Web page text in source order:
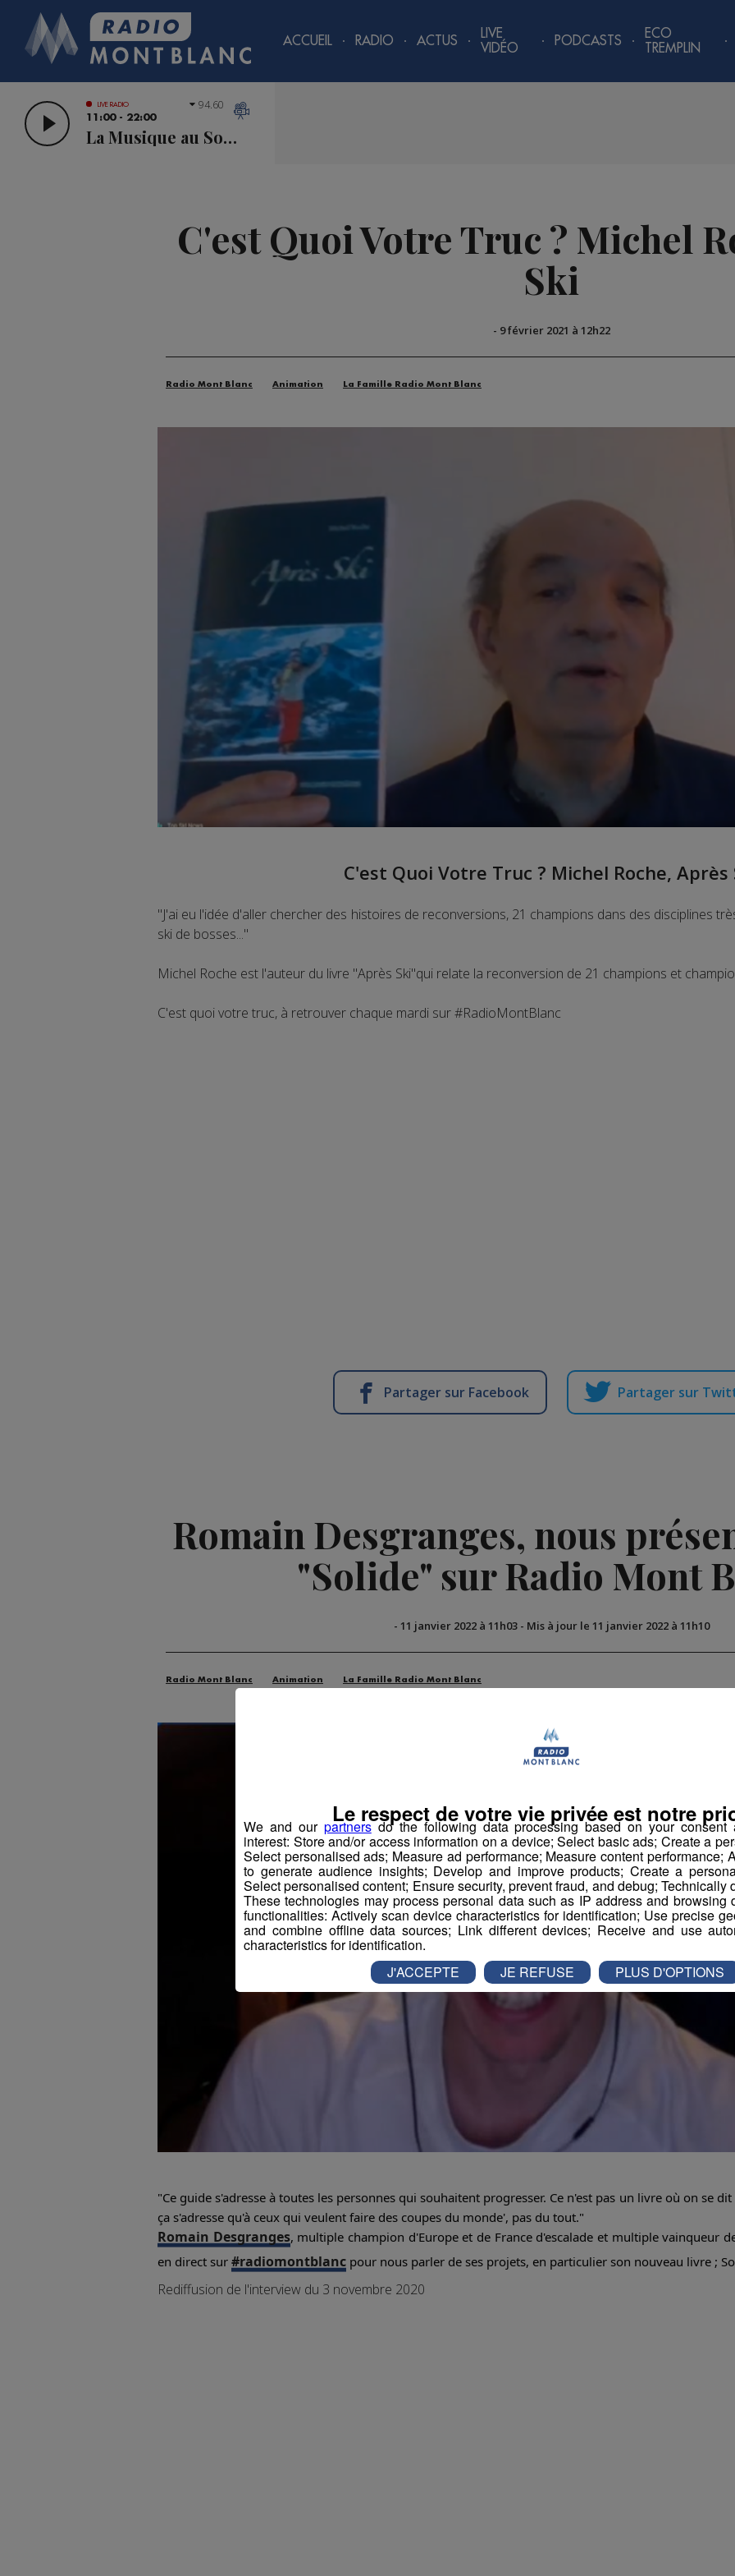
ACCUEIL RADIO ACTUS
LIVE
VIDÉO
PODCASTS
ECO
TREMPLIN
LIVE RADIO
11:00 - 22:00
La Musique au Sommet
94.60
C'est Quoi Votre Truc ? Michel
Ski
- 9 février 2021 à 12h22
Radio Mont Blanc Animation La Famille Radio Mont Blanc
C'est Quoi Votre Truc ? Michel Roche, Après
"J'ai eu l'idée d'aller chercher des histoires de reconversions, 21 champions dans des disciplines
ski de bosses..."
Michel Roche est l'auteur du livre "Après Ski"qui relate la reconversion de 21 champions et
C'est quoi votre truc, à retrouver chaque mardi sur #RadioMontBlanc
Partager sur Facebook Partager sur
Romain Desgranges, nous
"Solide" sur Radio Mont
- 11 janvier 2022 à 11h03- Mis à jour le 11 janvier 2022 à 11h10
Radio Mont Blanc Animation La Famille Radio Mont Blanc
"Ce guide s'adresse à toutes les personnes qui souhaitent progresser. Ce n'est pas un livre où on se
ça s'adresse qu'à ceux qui veulent faire des coupes du monde', pas du tout."
Romain Desgranges, multiple champion d'Europe et de France d'escalade et multiple vainqueur
en direct sur #radiomontblanc pour nous parler de ses projets, en particulier son nouveau livre ;
Rediffusion de l'interview du 3 novembre 2020
We and our partnersdo the following data processing based on your consent
interest: Store and/or access information on a device; Select basic ads; Create a
Select personalised ads; Measure ad performance; Measure content performance;
to generate audience insights; Develop and improve products; Create a
Select personalised content; Ensure security, prevent fraud, and debug; Technically
These technologies may process personal data such as IP address and browsing
functionalities: Actively scan device characteristics for identification; Use precise
and combine offline data sources; Link different devices; Receive and use
characteristics for identification.
Le respect de votre vie privée est notre
J'ACCEPTE JE REFUSE PLUS D'OPTIONS